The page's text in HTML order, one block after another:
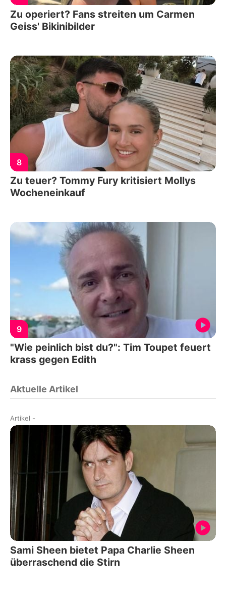
Zu operiert? Fans streiten um Carmen
Geiss' Bikinibilder
8
Zu teuer? Tommy Fury kritisiert Mollys
Wocheneinkauf
9
"Wie peinlich bist du?": Tim Toupet feuert
krass gegen Edith
Aktuelle Artikel
Artikel -
Sami Sheen bietet Papa Charlie Sheen
überraschend die Stirn